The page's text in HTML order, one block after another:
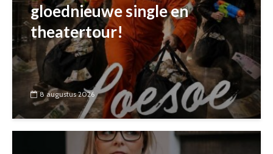
gloednieuwe single en
theatertour!
8 augustus 2026